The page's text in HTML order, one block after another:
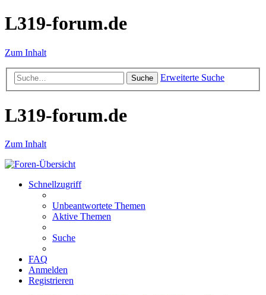
L319-forum.de
Zum Inhalt
Suche Erweiterte Suche
L319-forum.de
Zum Inhalt
Schnellzugriff
Unbeantwortete Themen
Aktive Themen
Suche
FAQ
Anmelden
Registrieren